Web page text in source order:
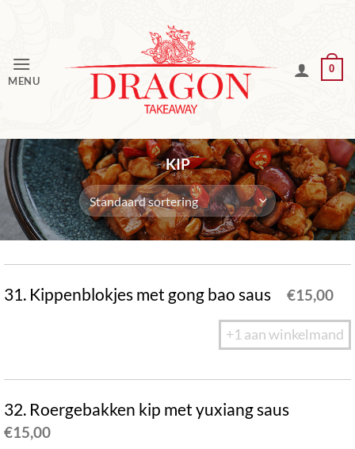
MENU
0
KIP
31. Kippenblokjes met gong bao saus €15,00
+1 aan winkelmand
32. Roergebakken kip met yuxiang saus
€15,00